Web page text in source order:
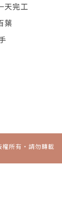
天完工
葉
所有‧請勿轉載